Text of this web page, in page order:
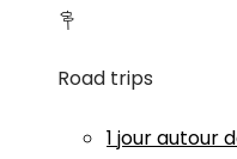
Road trips
1 jour autour